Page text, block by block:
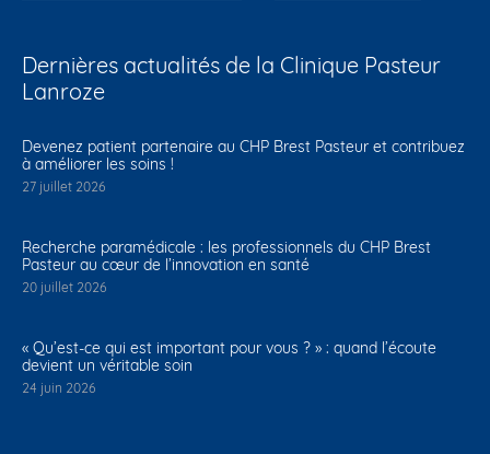
Dernières actualités de la Clinique Pasteur
Lanroze
Devenez patient partenaire au CHP Brest Pasteur et contribuez
à améliorer les soins !
27 juillet 2026
Recherche paramédicale : les professionnels du CHP Brest
Pasteur au cœur de l’innovation en santé
20 juillet 2026
« Qu’est-ce qui est important pour vous ? » : quand l’écoute
devient un véritable soin
24 juin 2026